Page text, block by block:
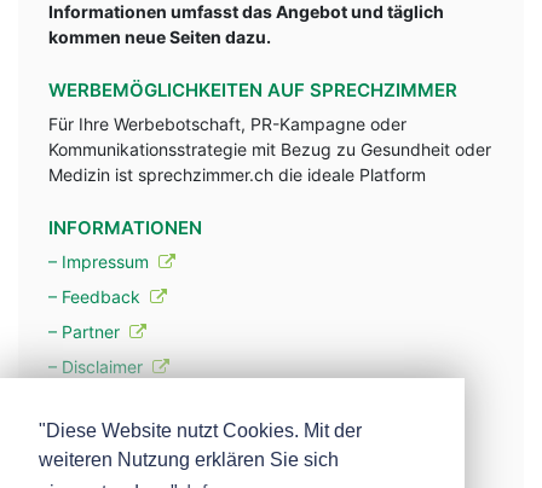
Informationen umfasst das Angebot und täglich
kommen neue Seiten dazu.
WERBEMÖGLICHKEITEN AUF SPRECHZIMMER
Für Ihre Werbebotschaft, PR-Kampagne oder
Kommunikationsstrategie mit Bezug zu Gesundheit oder
Medizin ist sprechzimmer.ch die ideale Platform
INFORMATIONEN
– Impressum
– Feedback
– Partner
– Disclaimer
– Werbung
"Diese Website nutzt Cookies. Mit der
weiteren Nutzung erklären Sie sich